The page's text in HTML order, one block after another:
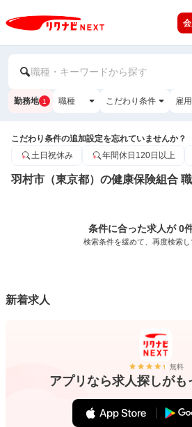
職種・キーワードから探す
勤務地 1 職種 こだわり条件 雇
こだわり条件の追加設定を忘れていませんか？
土日祝休み
年間休日120日以上
羽村市（東京都）の健康保険組合
条件に合った求人が 0
検索条件を緩めて、再度検索
新着求人
無料
アプリなら求人探しがも